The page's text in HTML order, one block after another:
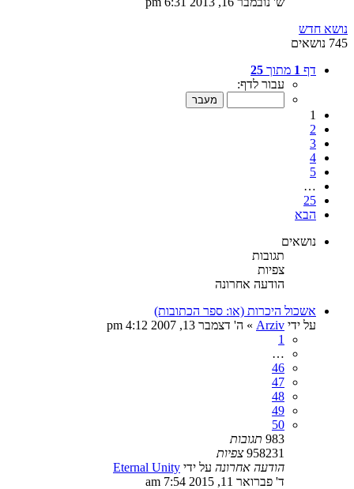
נושא חדש
745 נושאים
דף 1 מתוך 25
עבור לדף:
1
2
3
4
5
…
25
הבא
נושאים
תגובות
צפיות
הודעה אחרונה
אשכול היכרות (או: ספר הכתובות)
על ידי Arziv
» ה' דצמבר 13, 2007 4:12 pm
1
…
46
47
48
49
50
983 תגובות
958231 צפיות
הודעה אחרונה על ידי Eternal Unity
ד' פברואר 11, 2015 7:54 am